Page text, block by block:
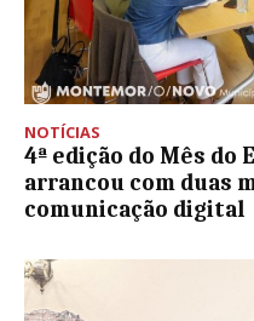
NOTÍCIAS
4ª edição do Mês do
arrancou com duas
comunicação digital